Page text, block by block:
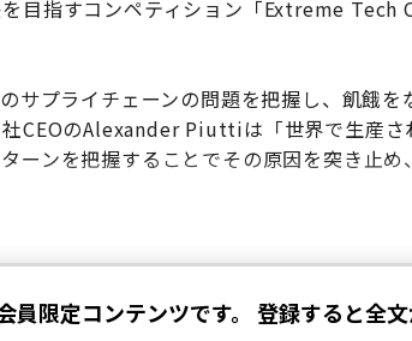
目指すコンペティション「Extreme Tech
サプライチェーンの問題を把握し、飢餓を
CEOのAlexander Piuttiは「世界で生産さ
ーンを把握することでその原因を突き止